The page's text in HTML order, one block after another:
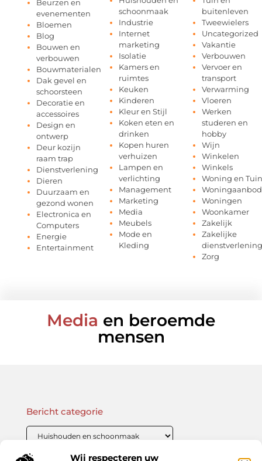
Wij respecteren uw
Beurzen en
evenementen
Bloemen
Blog
Bouwen en
verbouwen
Bouwmaterialen
Dak gevel en
schoorsteen
Decoratie en
accessoires
Design en
ontwerp
Deur kozijn
raam trap
Dienstverlening
Dieren
Duurzaam en
gezond wonen
Electronica en
Computers
Energie
Entertainment
schoonmaak
Industrie
Internet
marketing
Isolatie
Kamers en
ruimtes
Keuken
Kinderen
Kleur en Stijl
Koken eten en
drinken
Kopen huren
verhuizen
Lampen en
verlichting
Management
Marketing
Media
Meubels
Mode en
Kleding
buitenleven
Tweewielers
Uncategorized
Vakantie
Verbouwen
Vervoer en
transport
Verwarming
Vloeren
Werken
studeren en
hobby
Wijn
Winkelen
Winkels
Woning en Tuin
Woningaanbod
Woningen
Woonkamer
Zakelijk
Zakelijke
dienstverlening
Zorg
Media en beroemde
mensen
Bericht categorie